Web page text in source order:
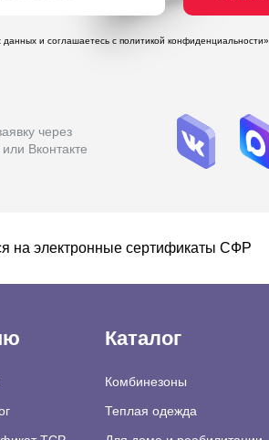
через
Вконтакте
и соглашаетесь c политикой конфиденциальности»
на электронные сертификаты СФР
Каталог
Комбинезоны
Теплая одежда